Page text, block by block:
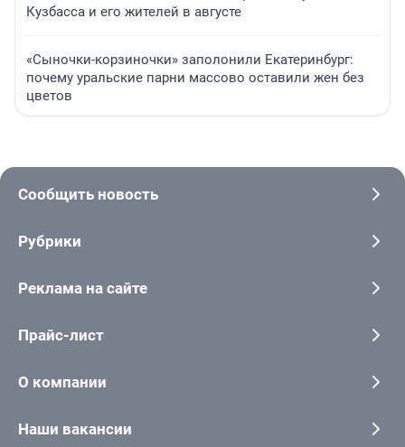
Кузбасса и его жителей в августе
«Сыночки-корзиночки» заполонили Екатеринбург:
почему уральские парни массово оставили жен без
цветов
Сообщить новость
Рубрики
Реклама на сайте
Прайс-лист
О компании
Наши вакансии